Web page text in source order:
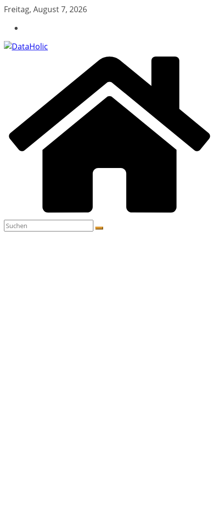
Zum
springen
Freitag, August 7, 2026